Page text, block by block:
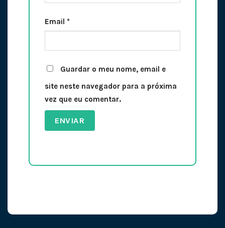
Email *
Guardar o meu nome, email e
site neste navegador para a próxima
vez que eu comentar.